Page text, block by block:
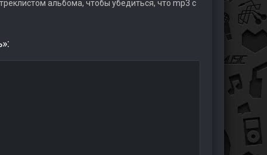
альбома, чтобы убедиться, что mp3 с